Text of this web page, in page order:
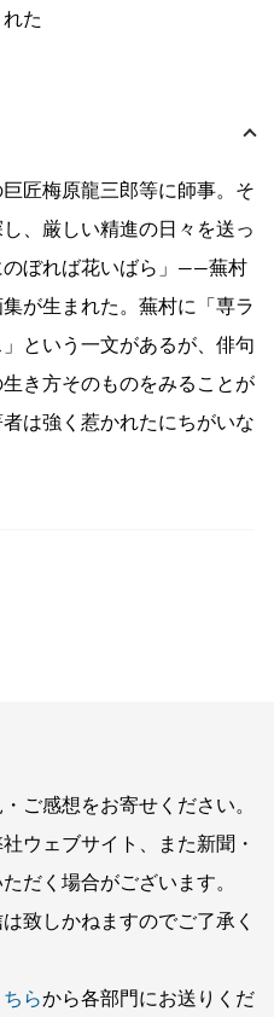
た
匠梅原龍三郎等に師事。そ
、厳しい精進の日々を送っ
のぼれば花いばら」――蕪村
が生まれた。蕪村に「専ラ
という一文があるが、俳句
き方そのものをみることが
は強く惹かれたにちがいな
ご感想をお寄せください。
ウェブサイト、また新聞・
だく場合がございます。
致しかねますのでご了承く
ちらから各部門にお送りくだ